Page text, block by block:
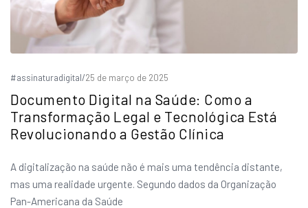
#assinaturadigital/25 de março de 2025
Documento Digital na Saúde: Como a
Transformação Legal e Tecnológica Está
Revolucionando a Gestão Clínica
A digitalização na saúde não é mais uma tendência distante,
mas uma realidade urgente. Segundo dados da Organização
Pan-Americana da Saúde